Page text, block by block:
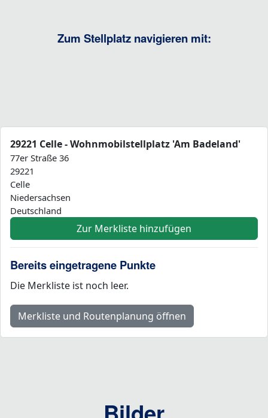
Zum Stellplatz navigieren mit:
29221 Celle - Wohnmobilstellplatz 'Am Badeland'
77er Straße 36
29221
Celle
Niedersachsen
Deutschland
Zur Merkliste hinzufügen
Bereits eingetragene Punkte
Die Merkliste ist noch leer.
Merkliste und Routenplanung öffnen